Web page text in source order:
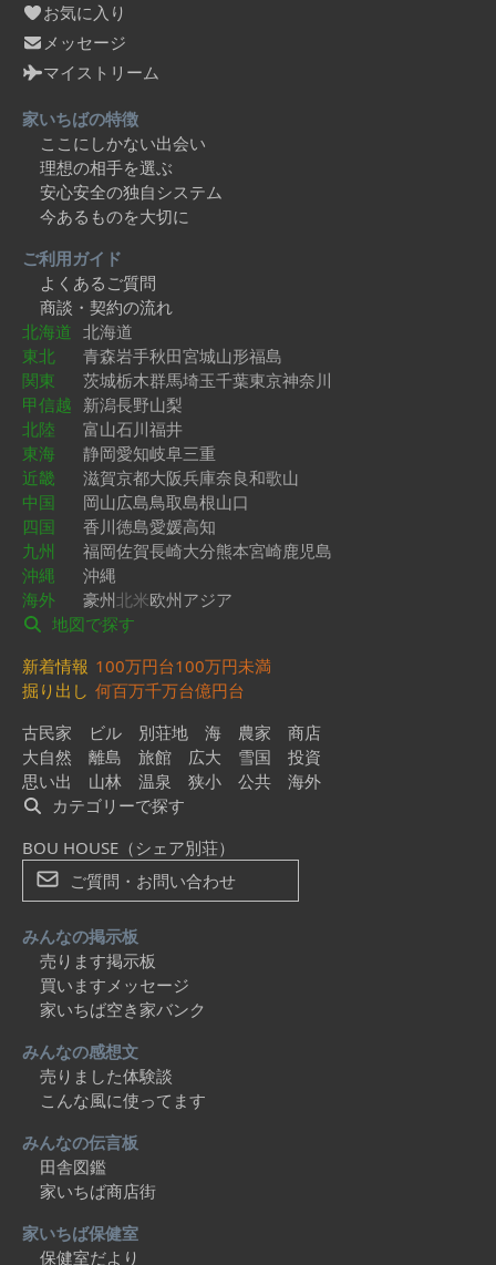
お気に入り
メッセージ
マイストリーム
家いちばの特徴
ここにしかない出会い
理想の相手を選ぶ
安心安全の独自システム
今あるものを大切に
ご利用ガイド
よくあるご質問
商談・契約の流れ
北海道 北海道
東北
青森岩手秋田宮城山形福島
関東
茨城栃木群馬埼玉千葉東京神奈川
甲信越 新潟長野山梨
北陸
富山石川福井
東海
静岡愛知岐阜三重
近畿
滋賀京都大阪兵庫奈良和歌山
中国
岡山広島鳥取島根山口
四国
香川徳島愛媛高知
九州
福岡佐賀長崎大分熊本宮崎鹿児島
沖縄
沖縄
海外
豪州北米欧州アジア
地図で探す
新着情報 100万円台100万円未満
掘り出し 何百万千万台億円台
古民家
ビル 別荘地 海 農家
商店
大自然
離島 旅館 広大 雪国
投資
思い出
山林 温泉 狭小 公共
海外
カテゴリーで探す
BOU HOUSE（シェア別荘）
ご質問・お問い合わせ
みんなの掲示板
売ります掲示板
買いますメッセージ
家いちば空き家バンク
みんなの感想文
売りました体験談
こんな風に使ってます
みんなの伝言板
田舎図鑑
家いちば商店街
家いちば保健室
保健室だより